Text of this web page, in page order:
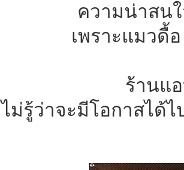
ความน่าสน
เพราะแมวดื้
ร้านแ
ไม่รู้ว่าจะมีโอกาสได้